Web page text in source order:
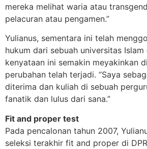
mereka melihat waria atau
pelacuran atau pengamen.”
Yulianus, sementara ini telah
hukum dari sebuah universitas
kenyataan ini semakin meyakinkan
perubahan telah terjadi. “Saya
diterima dan kuliah di sebuah
fanatik dan lulus dari sana.”
Fit and proper test
Pada pencalonan tahun 2007,
seleksi terakhir fit and proper di